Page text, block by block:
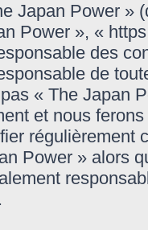
Japan Power »
Power », «
des
de
« The Japan
et nous
régulièrement
Power » alors